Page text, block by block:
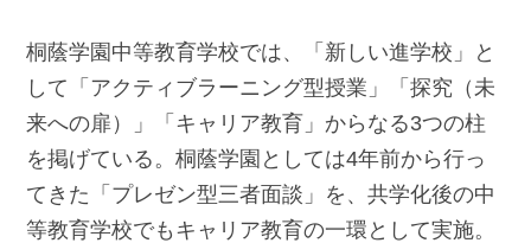
桐蔭学園中等教育学校では、「新しい進学校」と
して「アクティブラーニング型授業」「探究（未
来への扉）」「キャリア教育」からなる3つの柱
を掲げている。桐蔭学園としては4年前から行っ
てきた「プレゼン型三者面談」を、共学化後の中
等教育学校でもキャリア教育の一環として実施。